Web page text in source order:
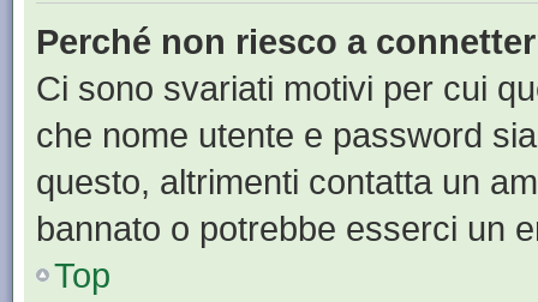
Perché non riesco a
Ci sono svariati motivi per cui
che nome utente e password
questo, altrimenti contatta un
bannato o potrebbe esserci un
Top